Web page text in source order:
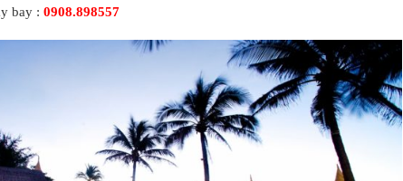
bay : 0908.898557